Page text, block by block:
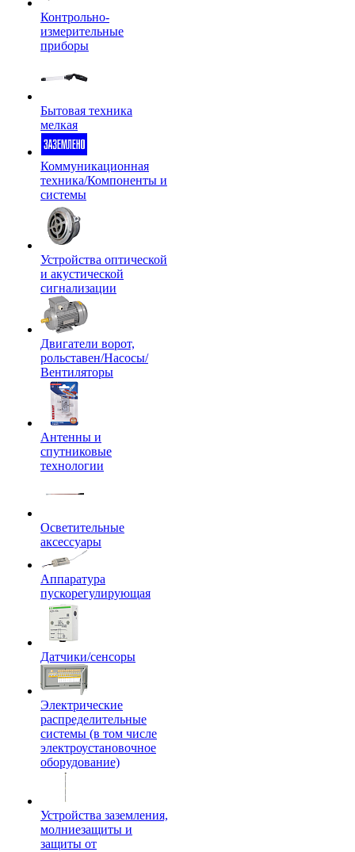
Контрольно-
измерительные
приборы
Бытовая техника
мелкая
Коммуникационная
техника/Компоненты и
системы
Устройства оптической
и акустической
сигнализации
Двигатели ворот,
рольставен/Насосы/
Вентиляторы
Антенны и
спутниковые
технологии
Осветительные
аксессуары
Аппаратура
пускорегулирующая
Датчики/сенсоры
Электрические
распределительные
системы (в том числе
электроустановочное
оборудование)
Устройства заземления,
молниезащиты и
защиты от